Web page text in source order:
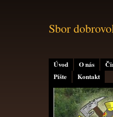
Úvod O nás
Pište
Kontakt
Sbor